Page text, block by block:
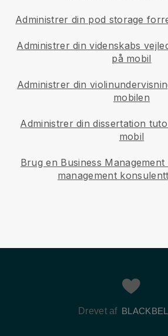
Administrer din pod storage
Administrer din videnskabs
på mobil
Administrer din
mobilen
Administrer din dissertation
mobil
Brug en Business
management
Drevet af